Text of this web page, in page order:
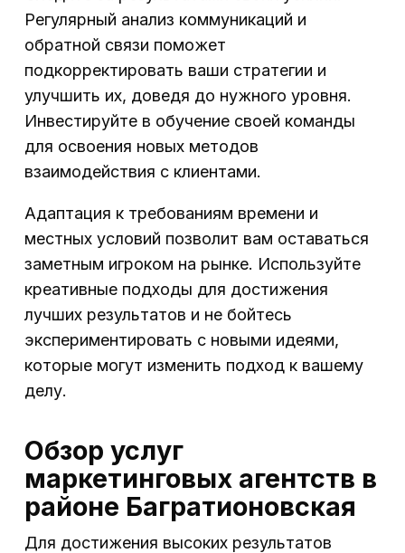
Регулярный анализ коммуникаций и
обратной связи поможет
подкорректировать ваши стратегии и
улучшить их, доведя до нужного уровня.
Инвестируйте в обучение своей команды
для освоения новых методов
взаимодействия с клиентами.
Адаптация к требованиям времени и
местных условий позволит вам оставаться
заметным игроком на рынке. Используйте
креативные подходы для достижения
лучших результатов и не бойтесь
экспериментировать с новыми идеями,
которые могут изменить подход к вашему
делу.
Обзор услуг
маркетинговых агентств в
районе Багратионовская
Для достижения высоких результатов